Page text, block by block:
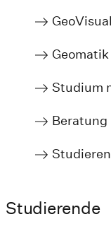
Studium
Beratung
Studierende